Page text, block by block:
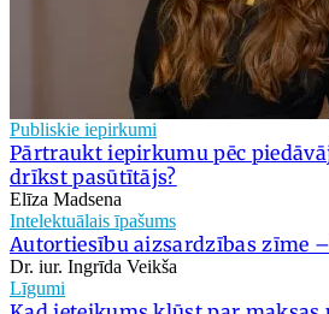
Publiskie iepirkumi
Pārtraukt iepirkumu pēc
drīkst pasūtītājs?
Elīza Madsena
Intelektuālais īpašums
Autortiesību aizsardzības zīme
Dr. iur. Ingrīda Veikša
Līgumi